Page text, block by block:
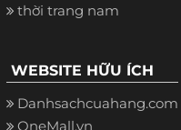
thời trang nam
WEBSITE HỮU ÍCH
Danhsachcuahang.com
OneMall.vn